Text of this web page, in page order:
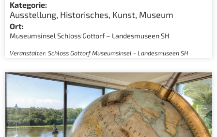
Kategorie:
Ausstellung, Historisches, Kunst, Museum
Ort:
Museumsinsel Schloss Gottorf – Landesmuseen SH
Veranstalter: Schloss Gottorf Museumsinsel - Landesmuseen SH